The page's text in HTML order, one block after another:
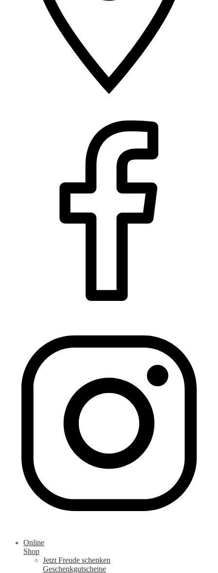
Online
Shop
Jetzt Freude schenken
Geschenkgutscheine